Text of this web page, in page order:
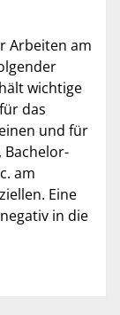
Arbeiten am
wichtige
das
und für
am
Eine
in die